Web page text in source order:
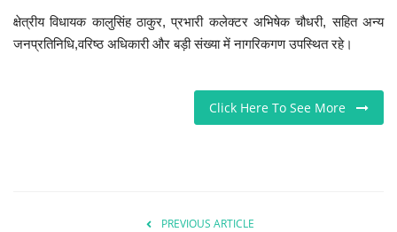
क्षेत्रीय विधायक कालुसिंह ठाकुर, प्रभारी कलेक्टर अभिषेक चौधरी, सहित अन्य
जनप्रतिनिधि,वरिष्ठ अधिकारी और बड़ी संख्या में नागरिकगण उपस्थित रहे।
Click Here To See More
PREVIOUS ARTICLE